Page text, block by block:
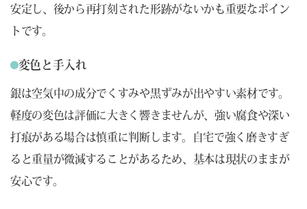
安定し、後から再打刻された形跡がないかも重要なポイン
トです。
変色と手入れ
銀は空気中の成分でくすみや黒ずみが出やすい素材です。
軽度の変色は評価に大きく響きませんが、強い腐食や深い
打痕がある場合は慎重に判断します。自宅で強く磨きすぎ
ると重量が微減することがあるため、基本は現状のままが
安心です。